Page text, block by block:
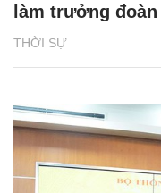
THỜI SỰ
làm trưởng đoàn